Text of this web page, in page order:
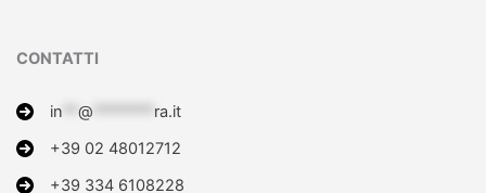
CONTATTI
in @
ra.it
+39 02 48012712
+39 334 6108228